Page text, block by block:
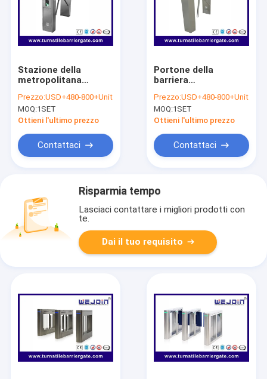
Stazione della
metropolitana
portone pedonale
verticale del cancello
girevole di Rfid del
sicurezza
Prezzo:USD+480-800+Unit
MOQ:1SET
Ottieni l'ultimo prezzo
Contattaci
Portone della
barriera
controllo di accesso,
acciaio inossidabile
dei sistemi di
cancello girevole
Prezzo:USD+480-800+Unit
MOQ:1SET
Ottieni l'ultimo prezzo
Contattaci
Risparmia tempo
Lasciaci contattare i migliori prodotti con
te.
Dai il tuo requisito